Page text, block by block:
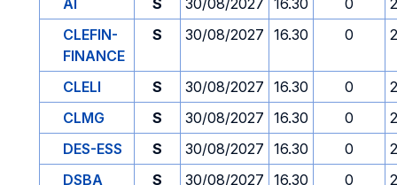
AI
S 30/08/2027 16.30 0
CLEFIN-
FINANCE
S 30/08/2027 16.30 0
CLELI S 30/08/2027 16.30 0
CLMG
S 30/08/2027 16.30 0
DES-ESS
S 30/08/2027 16.30 0
DSBA
S 30/08/2027 16.30 0